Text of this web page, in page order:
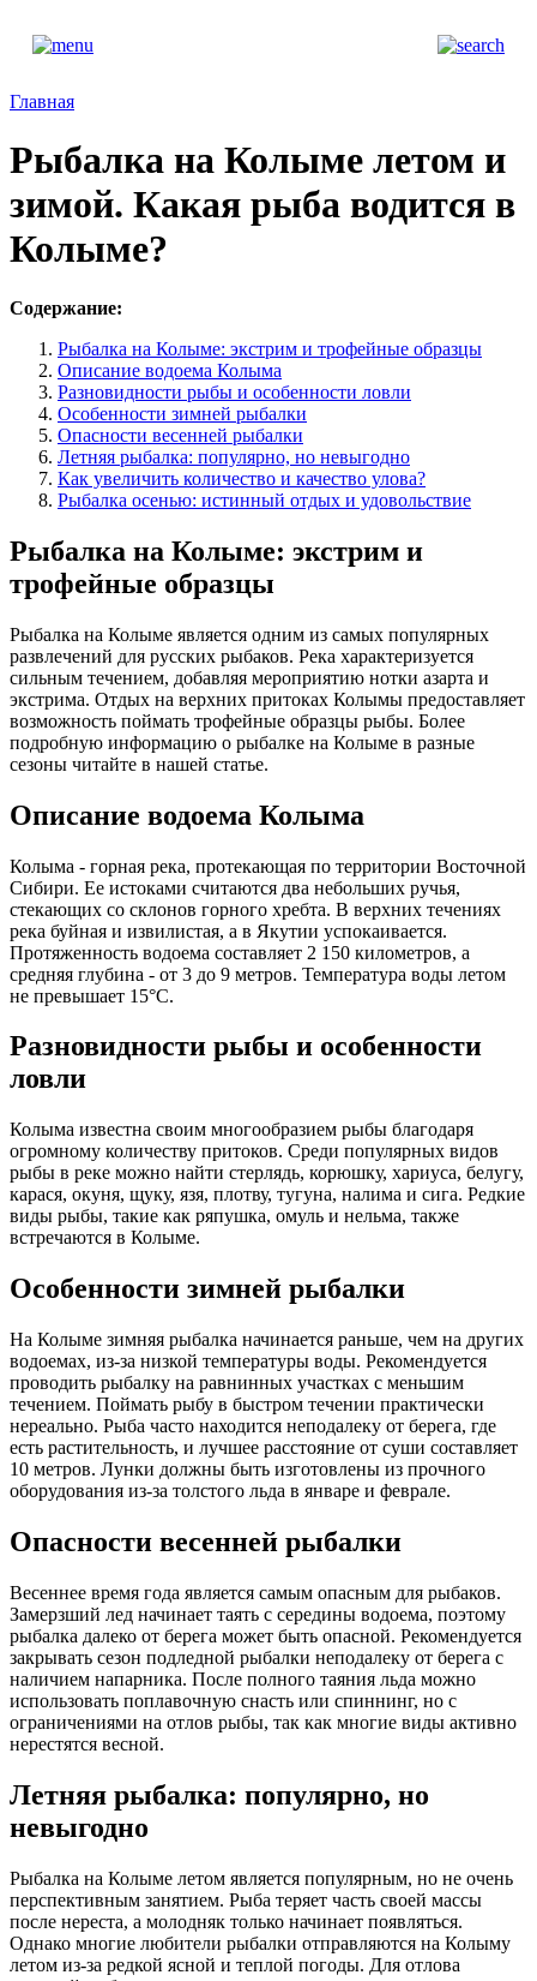
Главная
Рыбалка на Колыме летом и
зимой. Какая рыба водится в
Колыме?
Содержание:
Рыбалка на Колыме: экстрим и трофейные образцы
Описание водоема Колыма
Разновидности рыбы и особенности ловли
Особенности зимней рыбалки
Опасности весенней рыбалки
Летняя рыбалка: популярно, но невыгодно
Как увеличить количество и качество улова?
Рыбалка осенью: истинный отдых и удовольствие
Рыбалка на Колыме: экстрим и
трофейные образцы
Рыбалка на Колыме является одним из самых популярных
развлечений для русских рыбаков. Река характеризуется
сильным течением, добавляя мероприятию нотки азарта и
экстрима. Отдых на верхних притоках Колымы предоставляет
возможность поймать трофейные образцы рыбы. Более
подробную информацию о рыбалке на Колыме в разные
сезоны читайте в нашей статье.
Описание водоема Колыма
Колыма - горная река, протекающая по территории Восточной
Сибири. Ее истоками считаются два небольших ручья,
стекающих со склонов горного хребта. В верхних течениях
река буйная и извилистая, а в Якутии успокаивается.
Протяженность водоема составляет 2 150 километров, а
средняя глубина - от 3 до 9 метров. Температура воды летом
не превышает 15°C.
Разновидности рыбы и особенности
ловли
Колыма известна своим многообразием рыбы благодаря
огромному количеству притоков. Среди популярных видов
рыбы в реке можно найти стерлядь, корюшку, хариуса, белугу,
карася, окуня, щуку, язя, плотву, тугуна, налима и сига. Редкие
виды рыбы, такие как ряпушка, омуль и нельма, также
встречаются в Колыме.
Особенности зимней рыбалки
На Колыме зимняя рыбалка начинается раньше, чем на других
водоемах, из-за низкой температуры воды. Рекомендуется
проводить рыбалку на равнинных участках с меньшим
течением. Поймать рыбу в быстром течении практически
нереально. Рыба часто находится неподалеку от берега, где
есть растительность, и лучшее расстояние от суши составляет
10 метров. Лунки должны быть изготовлены из прочного
оборудования из-за толстого льда в январе и феврале.
Опасности весенней рыбалки
Весеннее время года является самым опасным для рыбаков.
Замерзший лед начинает таять с середины водоема, поэтому
рыбалка далеко от берега может быть опасной. Рекомендуется
закрывать сезон подледной рыбалки неподалеку от берега с
наличием напарника. После полного таяния льда можно
использовать поплавочную снасть или спиннинг, но с
ограничениями на отлов рыбы, так как многие виды активно
нерестятся весной.
Летняя рыбалка: популярно, но
невыгодно
Рыбалка на Колыме летом является популярным, но не очень
перспективным занятием. Рыба теряет часть своей массы
после нереста, а молодняк только начинает появляться.
Однако многие любители рыбалки отправляются на Колыму
летом из-за редкой ясной и теплой погоды. Для отлова